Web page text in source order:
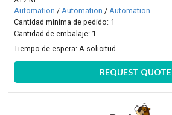
Automation / Automation / Automation
Cantidad mínima de pedido: 1
Cantidad de embalaje: 1
Tiempo de espera: A solicitud
REQUEST QUOTE